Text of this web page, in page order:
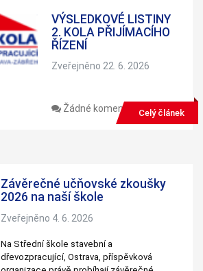
VÝSLEDKOVÉ LISTINY
2. KOLA PŘIJÍMACÍHO
ŘÍZENÍ
Zveřejněno 22. 6. 2026
Žádné komentářeCelý článek
Závěrečné učňovské zkoušky
2026 na naší škole
Zveřejněno 4. 6. 2026
Na Střední škole stavební a
dřevozpracující, Ostrava, příspěvková